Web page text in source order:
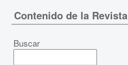
Contenido de la Revista
Buscar